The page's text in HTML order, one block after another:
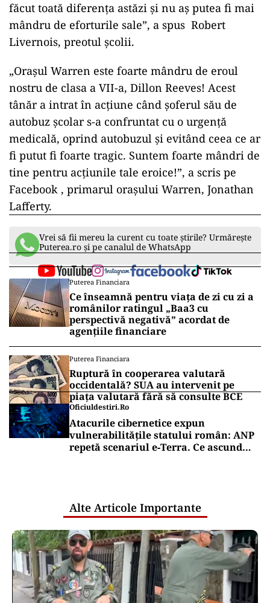
făcut toată diferența astăzi și nu aș putea fi mai
mândru de eforturile sale”, a spus Robert
Livernois, preotul şcolii.
„Orașul Warren este foarte mândru de eroul
nostru de clasa a VII-a, Dillon Reeves! Acest
tânăr a intrat în acțiune când șoferul său de
autobuz școlar s-a confruntat cu o urgență
medicală, oprind autobuzul și evitând ceea ce ar
fi putut fi foarte tragic. Suntem foarte mândri de
tine pentru acțiunile tale eroice!”, a scris pe
Facebook , primarul orașului Warren, Jonathan
Lafferty.
Vrei să fii mereu la curent cu toate știrile? Urmărește
Puterea.ro și pe canalul de WhatsApp
Puterea Financiara
Ce înseamnă pentru viața de zi cu zi a
românilor ratingul „Baa3 cu
perspectivă negativă” acordat de
agențiile financiare
Puterea Financiara
Ruptură în cooperarea valutară
occidentală? SUA au intervenit pe
piața valutară fără să consulte BCE
Oficiuldestiri.ro
Atacurile cibernetice expun
vulnerabilitățile statului român: ANP
repetă scenariul e‑Terra. Ce ascund
Alte Articole Importante